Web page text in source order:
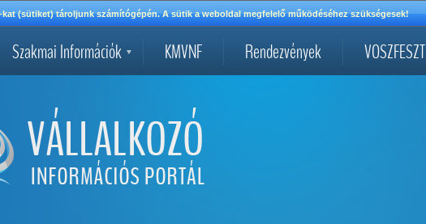
(sütiket) tároljunk számítógépén. A sütik a weboldal megfelelő működéséhez szükségesek!
Szakmai Információk KMVNF Rendezvények VOSZFESZT